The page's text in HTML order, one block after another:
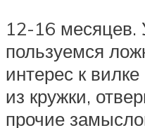
12-16 месяцев.
пользуемся
интерес к
из кружки,
прочие